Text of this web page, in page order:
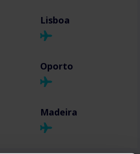
Lisboa
Oporto
Madeira